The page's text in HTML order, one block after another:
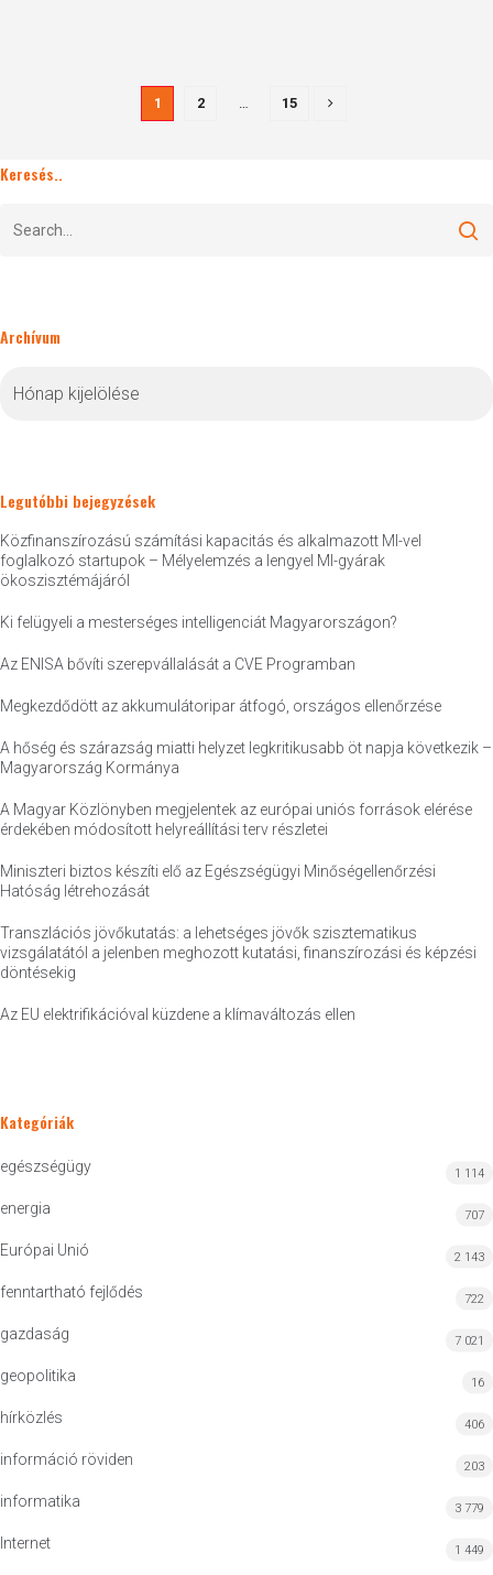
1 2 … 15
Keresés..
Archívum
Legutóbbi bejegyzések
Közfinanszírozású számítási kapacitás és alkalmazott MI-vel
foglalkozó startupok – Mélyelemzés a lengyel MI-gyárak
ökoszisztémájáról
Ki felügyeli a mesterséges intelligenciát Magyarországon?
Az ENISA bővíti szerepvállalását a CVE Programban
Megkezdődött az akkumulátoripar átfogó, országos ellenőrzése
A hőség és szárazság miatti helyzet legkritikusabb öt napja következik –
Magyarország Kormánya
A Magyar Közlönyben megjelentek az európai uniós források elérése
érdekében módosított helyreállítási terv részletei
Miniszteri biztos készíti elő az Egészségügyi Minőségellenőrzési
Hatóság létrehozását
Transzlációs jövőkutatás: a lehetséges jövők szisztematikus
vizsgálatától a jelenben meghozott kutatási, finanszírozási és képzési
döntésekig
Az EU elektrifikációval küzdene a klímaváltozás ellen
Kategóriák
egészségügy 1 114
energia 707
Európai Unió 2 143
fenntartható fejlődés 722
gazdaság 7 021
geopolitika 16
hírközlés 406
információ röviden 203
informatika 3 779
Internet 1 449